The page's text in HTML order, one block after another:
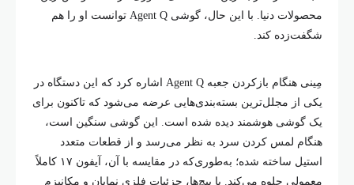
محصولات دنیا. با این حال، گوشی Agent Q توانست او را هم
شگفت‌زده کند.
مِینی هنگام بازکردن جعبه Agent Q اشاره کرد که این دستگاه در
یکی از مجلل‌ترین بسته‌بندی‌هایی عرضه می‌شود که تاکنون برای
یک گوشی هوشمند دیده شده است. این گوشی سنگین است،
هنگام لمس کردن سرد به نظر می‌رسد و از قطعات متعدد
استیل ساخته شده؛ به‌طوری‌که در مقایسه با آن، آیفون ۱۷ کاملاً
معمولی جلوه می‌کند. با پیچ‌ها، جزئیات فلزی نمایان و مکانیزم